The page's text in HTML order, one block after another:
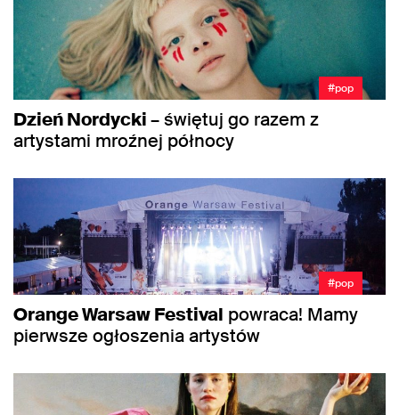
#pop
Dzień Nordycki– świętuj go razem z
artystami mroźnej północy
#pop
Orange Warsaw Festival powraca! Mamy
pierwsze ogłoszenia artystów